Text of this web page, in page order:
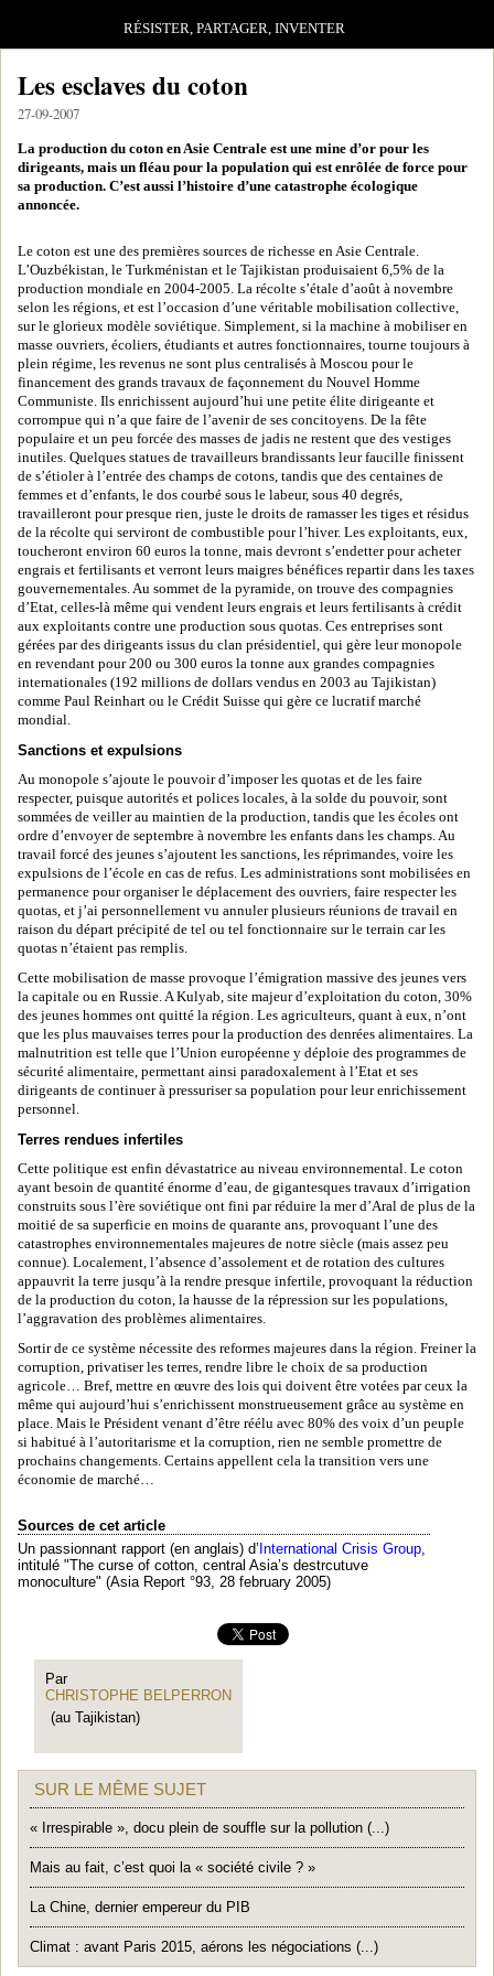
RÉSISTER, PARTAGER, INVENTER
Les esclaves du coton
27-09-2007
La production du coton en Asie Centrale est une mine d’or pour les
dirigeants, mais un fléau pour la population qui est enrôlée de force pour
sa production. C’est aussi l’histoire d’une catastrophe écologique
annoncée.
Le coton est une des premières sources de richesse en Asie Centrale.
L’Ouzbékistan, le Turkménistan et le Tajikistan produisaient 6,5% de la
production mondiale en 2004-2005. La récolte s’étale d’août à novembre
selon les régions, et est l’occasion d’une véritable mobilisation collective,
sur le glorieux modèle soviétique. Simplement, si la machine à mobiliser en
masse ouvriers, écoliers, étudiants et autres fonctionnaires, tourne toujours à
plein régime, les revenus ne sont plus centralisés à Moscou pour le
financement des grands travaux de façonnement du Nouvel Homme
Communiste. Ils enrichissent aujourd’hui une petite élite dirigeante et
corrompue qui n’a que faire de l’avenir de ses concitoyens. De la fête
populaire et un peu forcée des masses de jadis ne restent que des vestiges
inutiles. Quelques statues de travailleurs brandissants leur faucille finissent
de s’étioler à l’entrée des champs de cotons, tandis que des centaines de
femmes et d’enfants, le dos courbé sous le labeur, sous 40 degrés,
travailleront pour presque rien, juste le droits de ramasser les tiges et résidus
de la récolte qui serviront de combustible pour l’hiver. Les exploitants, eux,
toucheront environ 60 euros la tonne, mais devront s’endetter pour acheter
engrais et fertilisants et verront leurs maigres bénéfices repartir dans les taxes
gouvernementales. Au sommet de la pyramide, on trouve des compagnies
d’Etat, celles-là même qui vendent leurs engrais et leurs fertilisants à crédit
aux exploitants contre une production sous quotas. Ces entreprises sont
gérées par des dirigeants issus du clan présidentiel, qui gère leur monopole
en revendant pour 200 ou 300 euros la tonne aux grandes compagnies
internationales (192 millions de dollars vendus en 2003 au Tajikistan)
comme Paul Reinhart ou le Crédit Suisse qui gère ce lucratif marché
mondial.
Sanctions et expulsions
Au monopole s’ajoute le pouvoir d’imposer les quotas et de les faire
respecter, puisque autorités et polices locales, à la solde du pouvoir, sont
sommées de veiller au maintien de la production, tandis que les écoles ont
ordre d’envoyer de septembre à novembre les enfants dans les champs. Au
travail forcé des jeunes s’ajoutent les sanctions, les réprimandes, voire les
expulsions de l’école en cas de refus. Les administrations sont mobilisées en
permanence pour organiser le déplacement des ouvriers, faire respecter les
quotas, et j’ai personnellement vu annuler plusieurs réunions de travail en
raison du départ précipité de tel ou tel fonctionnaire sur le terrain car les
quotas n’étaient pas remplis.
Cette mobilisation de masse provoque l’émigration massive des jeunes vers
la capitale ou en Russie. A Kulyab, site majeur d’exploitation du coton, 30%
des jeunes hommes ont quitté la région. Les agriculteurs, quant à eux, n’ont
que les plus mauvaises terres pour la production des denrées alimentaires. La
malnutrition est telle que l’Union européenne y déploie des programmes de
sécurité alimentaire, permettant ainsi paradoxalement à l’Etat et ses
dirigeants de continuer à pressuriser sa population pour leur enrichissement
personnel.
Terres rendues infertiles
Cette politique est enfin dévastatrice au niveau environnemental. Le coton
ayant besoin de quantité énorme d’eau, de gigantesques travaux d’irrigation
construits sous l’ère soviétique ont fini par réduire la mer d’Aral de plus de la
moitié de sa superficie en moins de quarante ans, provoquant l’une des
catastrophes environnementales majeures de notre siècle (mais assez peu
connue). Localement, l’absence d’assolement et de rotation des cultures
appauvrit la terre jusqu’à la rendre presque infertile, provoquant la réduction
de la production du coton, la hausse de la répression sur les populations,
l’aggravation des problèmes alimentaires.
Sortir de ce système nécessite des reformes majeures dans la région. Freiner la
corruption, privatiser les terres, rendre libre le choix de sa production
agricole… Bref, mettre en œuvre des lois qui doivent être votées par ceux la
même qui aujourd’hui s’enrichissent monstrueusement grâce au système en
place. Mais le Président venant d’être réélu avec 80% des voix d’un peuple
si habitué à l’autoritarisme et la corruption, rien ne semble promettre de
prochains changements. Certains appellent cela la transition vers une
économie de marché…
Sources de cet article
Un passionnant rapport (en anglais) d’ International Crisis Group,
intitulé "The curse of cotton, central Asia’s destrcutuve
monoculture" (Asia Report °93, 28 february 2005)
Par
CHRISTOPHE BELPERRON
(au Tajikistan)
SUR LE MÊME SUJET
« Irrespirable », docu plein de souffle sur la pollution (...)
Mais au fait, c’est quoi la « société civile ? »
La Chine, dernier empereur du PIB
Climat : avant Paris 2015, aérons les négociations (...)